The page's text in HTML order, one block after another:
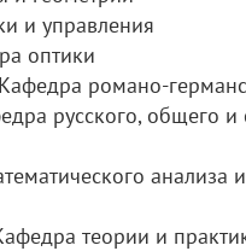
и управления
оптики
романо-
русского, общего и
анализа и
теории и